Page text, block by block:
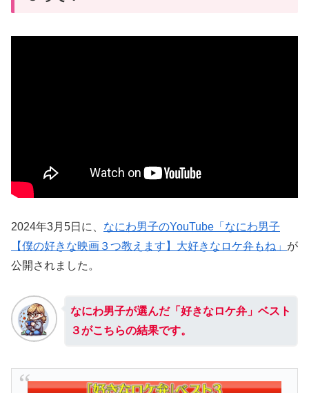
2024年3月5日に、 なにわ男子のYouTube「なにわ男子
【僕の好きな映画３つ教えます】大好きなロケ弁もね」 が
公開されました。
なにわ男子が選んだ「好きなロケ弁」ベスト
３がこちらの結果です。